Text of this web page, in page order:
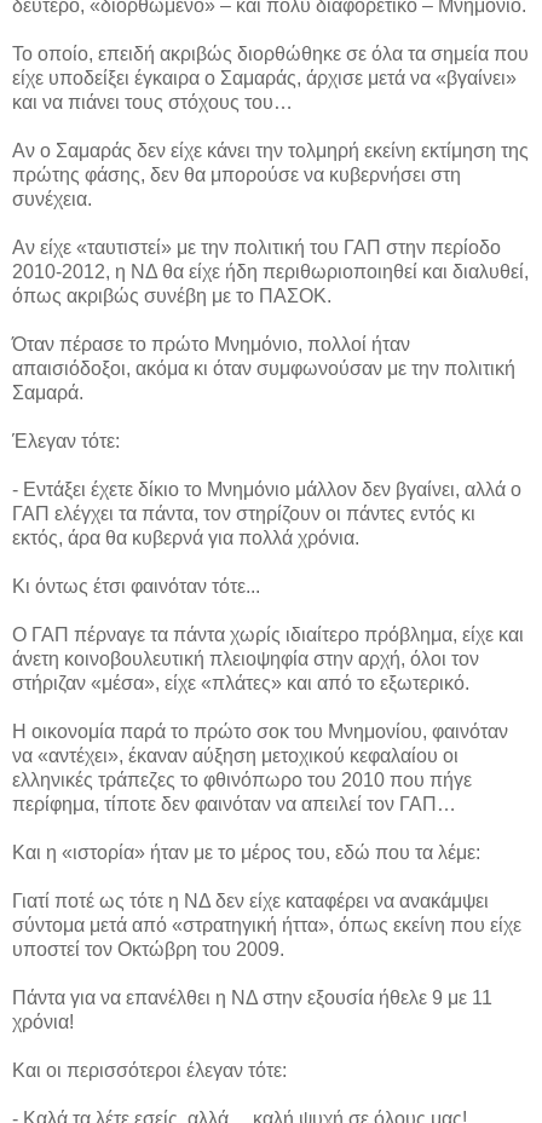
δεύτερο, «διορθωμένο» – και πολύ διαφορετικό – Μνημόνιο.
Το οποίο, επειδή ακριβώς διορθώθηκε σε όλα τα σημεία που
είχε υποδείξει έγκαιρα ο Σαμαράς, άρχισε μετά να «βγαίνει»
και να πιάνει τους στόχους του…
Αν ο Σαμαράς δεν είχε κάνει την τολμηρή εκείνη εκτίμηση της
πρώτης φάσης, δεν θα μπορούσε να κυβερνήσει στη
συνέχεια.
Αν είχε «ταυτιστεί» με την πολιτική του ΓΑΠ στην περίοδο
2010-2012, η ΝΔ θα είχε ήδη περιθωριοποιηθεί και διαλυθεί,
όπως ακριβώς συνέβη με το ΠΑΣΟΚ.
Όταν πέρασε το πρώτο Μνημόνιο, πολλοί ήταν
απαισιόδοξοι, ακόμα κι όταν συμφωνούσαν με την πολιτική
Σαμαρά.
Έλεγαν τότε:
- Εντάξει έχετε δίκιο το Μνημόνιο μάλλον δεν βγαίνει, αλλά ο
ΓΑΠ ελέγχει τα πάντα, τον στηρίζουν οι πάντες εντός κι
εκτός, άρα θα κυβερνά για πολλά χρόνια.
Κι όντως έτσι φαινόταν τότε...
Ο ΓΑΠ πέρναγε τα πάντα χωρίς ιδιαίτερο πρόβλημα, είχε και
άνετη κοινοβουλευτική πλειοψηφία στην αρχή, όλοι τον
στήριζαν «μέσα», είχε «πλάτες» και από το εξωτερικό.
Η οικονομία παρά το πρώτο σοκ του Μνημονίου, φαινόταν
να «αντέχει», έκαναν αύξηση μετοχικού κεφαλαίου οι
ελληνικές τράπεζες το φθινόπωρο του 2010 που πήγε
περίφημα, τίποτε δεν φαινόταν να απειλεί τον ΓΑΠ…
Και η «ιστορία» ήταν με το μέρος του, εδώ που τα λέμε:
Γιατί ποτέ ως τότε η ΝΔ δεν είχε καταφέρει να ανακάμψει
σύντομα μετά από «στρατηγική ήττα», όπως εκείνη που είχε
υποστεί τον Οκτώβρη του 2009.
Πάντα για να επανέλθει η ΝΔ στην εξουσία ήθελε 9 με 11
χρόνια!
Και οι περισσότεροι έλεγαν τότε:
- Καλά τα λέτε εσείς, αλλά… καλή ψυχή σε όλους μας!